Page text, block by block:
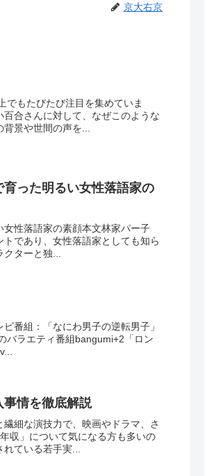
京大右京
でもたびたび注目を集めていま
合さんに対して、なぜこのような
景や世間の声を...
った明るい女性落語家の
性落語家の素顔本文林家パー子
トであり、女性落語家としても知ら
クターと独...
番組：「なにわ男子の逆転男子」
バラエティ番組bangumi+2「ロン
事情を徹底解説
細な演技力で、映画やドラマ、さ
収」について気になる方も多いの
れている若手実...